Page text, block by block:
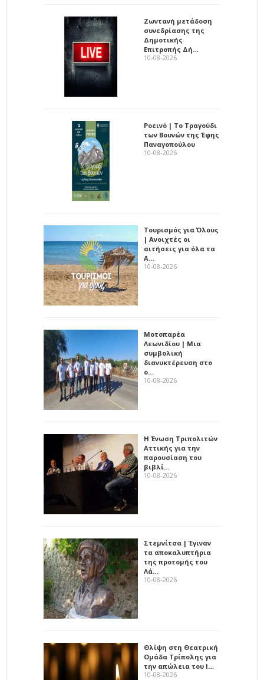
Ζωντανή μετάδοση
συνεδρίασης της
Δημοτικής
Επιτροπής Δή…
10-08-2026
Ροεινό | Το Τραγούδι
των Βουνών της Έφης
Παναγοπούλου
10-08-2026
Τουρισμός για Όλους
| Ανοιχτές οι
αιτήσεις για όλα τα
Α…
10-08-2026
Μοτοπαρέα
Λεωνιδίου | Μια
συμβολική
διανυκτέρευση στο
ο…
10-08-2026
Η Ένωση Τριπολιτών
Αττικής για την
παρουσίαση του
βιβλί…
10-08-2026
Στεμνίτσα | Έγιναν
τα αποκαλυπτήρια
της προτομής του
Λά…
10-08-2026
Θλίψη στη Θεατρική
Ομάδα Τρίπολης για
την απώλεια του Ι…
10-08-2026